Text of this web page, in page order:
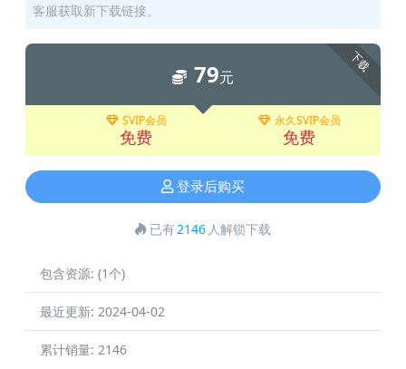
客服获取新下载链接。
下载
79元
SVIP会员
免费
永久SVIP会员
免费
登录后购买
已有2146 人解锁下载
包含资源: (1个)
最近更新: 2024-04-02
累计销量: 2146